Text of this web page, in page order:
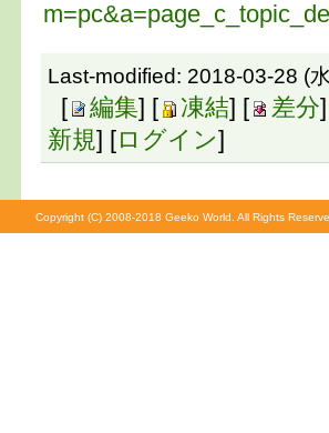
Last-modified: 2018-03-28 (
[ 編集] [ 凍結] [ 差分
新規] [ログイン]
Copyright (C) 2008-2018 Geeko World. All Rights